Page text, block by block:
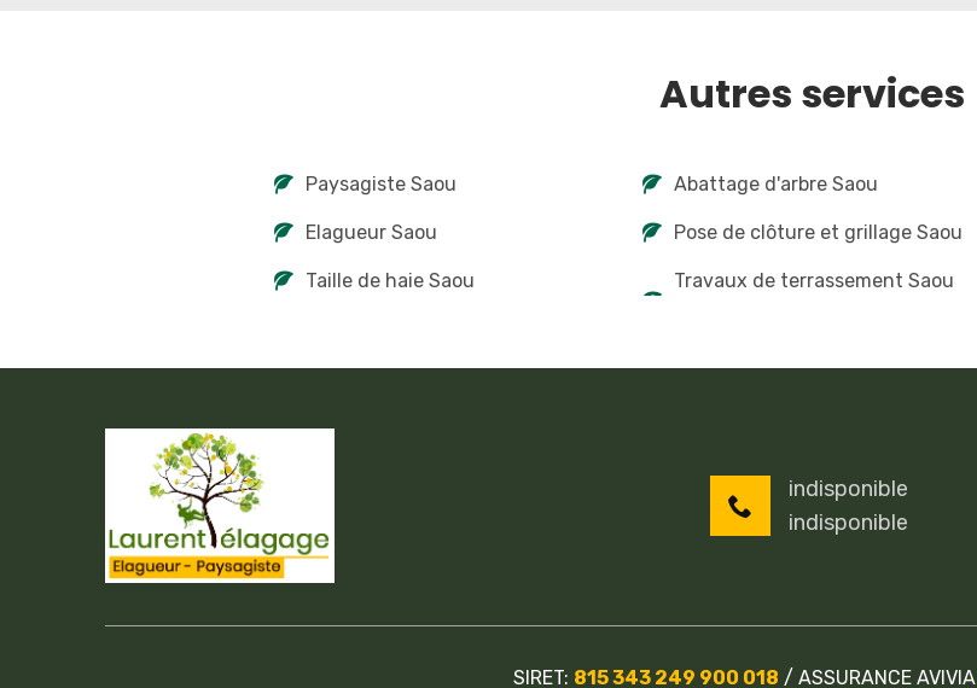
Autres services
Paysagiste Saou
Elagueur Saou
Taille de haie Saou
Abattage d'arbre Saou
Pose de clôture et grillage Saou
Travaux de terrassement Saou
indisponible
indisponible
SIRET: 815 343 249 900 018 / ASSURANCE AVIVIA